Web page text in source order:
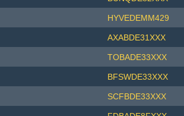
HYVEDEMM429
AXABDE31XXX
TOBADE33XXX
BFSWDE33XXX
SCFBDE33XXX